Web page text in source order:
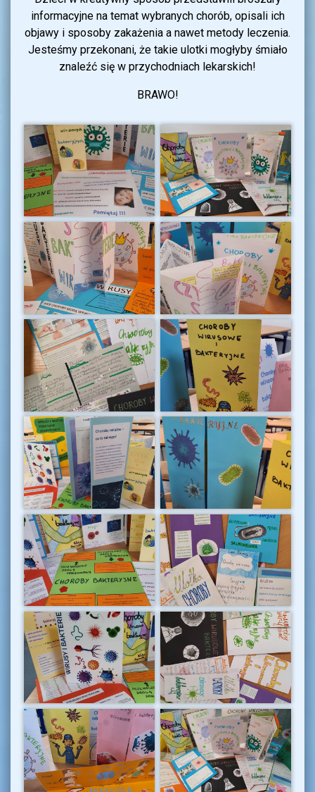
informacyjne na temat wybranych chorób, opisali ich
objawy i sposoby zakażenia a nawet metody leczenia.
Jesteśmy przekonani, że takie ulotki mogłyby śmiało
znaleźć się w przychodniach lekarskich!
BRAWO!